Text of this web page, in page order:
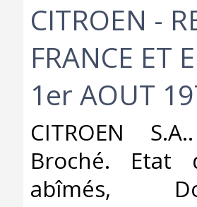
‎CITROEN -
FRANCE ET
1er AOUT
‎CITROEN
Broché. Etat
abîmés,